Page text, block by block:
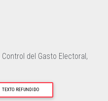
Control del Gasto Electoral,
TEXTO REFUNDIDO